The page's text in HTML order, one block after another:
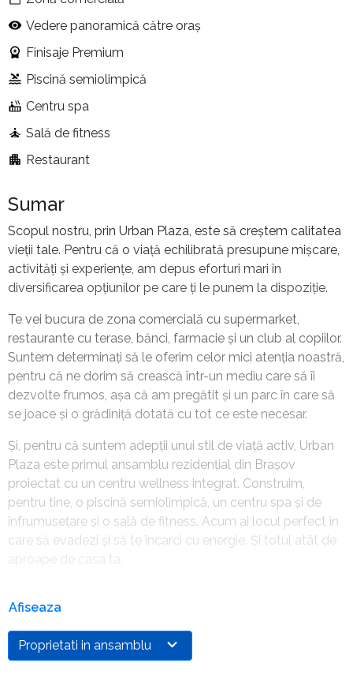
Vedere panoramică către oraș
Finisaje Premium
Piscină semiolimpică
Centru spa
Sală de fitness
Restaurant
Sumar
Scopul nostru, prin Urban Plaza, este să creștem calitatea
vieții tale. Pentru că o viață echilibrată presupune mișcare,
activități și experiențe, am depus eforturi mari în
diversificarea opțiunilor pe care ți le punem la dispoziție.
Te vei bucura de zona comercială cu supermarket,
restaurante cu terase, bănci, farmacie și un club al copiilor.
Suntem determinați să le oferim celor mici atenția noastră,
pentru că ne dorim să crească într-un mediu care să îi
dezvolte frumos, așa că am pregătit și un parc în care să
se joace și o grădiniță dotată cu tot ce este necesar.
Și, pentru că suntem adepții unui stil de viață activ, Urban
Plaza este primul ansamblu rezidențial din Brașov
proiectat cu un centru wellness integrat. Construim,
pentru tine, o piscină semiolimpică, un centru spa și de
înfrumusețare și o sală de fitness. Acum ai locul perfect în
care să evadezi și să te încarci cu energie. Și totul atât de
aproape de casa ta.
Afiseaza
Proprietati in ansamblu